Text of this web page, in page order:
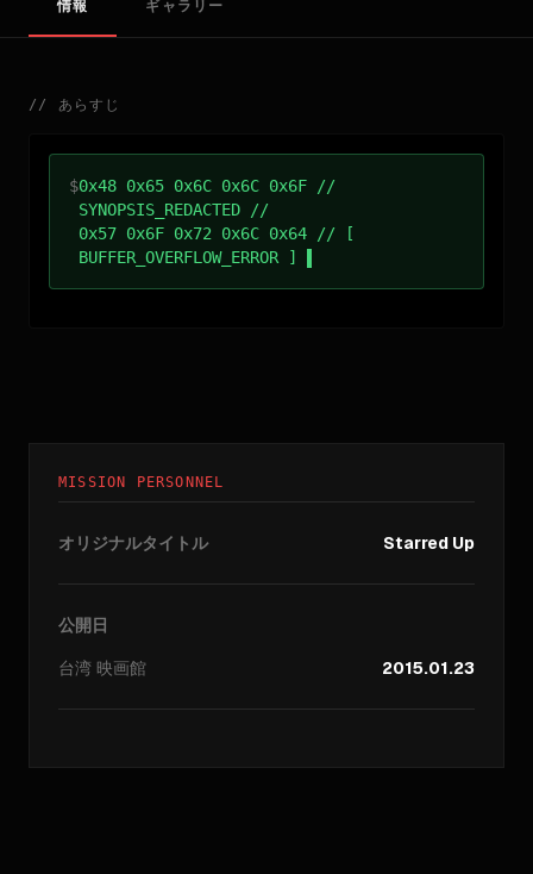
情報 ギャラリー
// あらすじ
$0x48 0x65 0x6C 0x6C 0x6F //
SYNOPSIS_REDACTED //
0x57 0x6F 0x72 0x6C 0x64 // [
BUFFER_OVERFLOW_ERROR ]
MISSION PERSONNEL
オリジナルタイトル Starred Up
公開日
台湾 映画館 2015.01.23